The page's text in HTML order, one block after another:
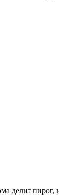
делит пирог,